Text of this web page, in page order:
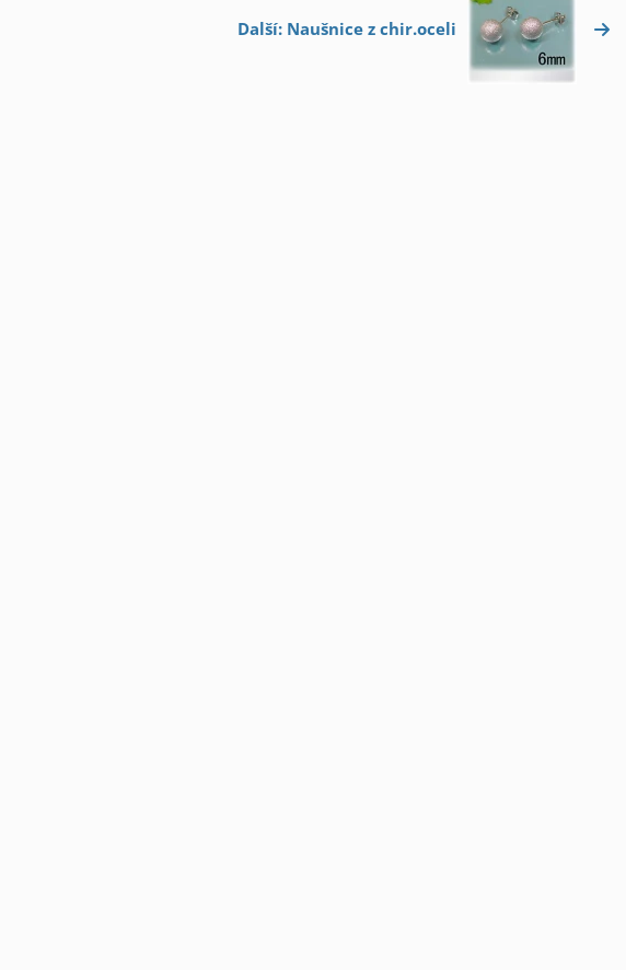
Další: Naušnice z chir.oceli